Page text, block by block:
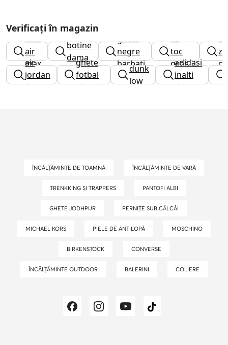
Verificați în magazin
nike
air
max
botine
dama
ghete
negre
barbati
cu
toc
gros
dama
air
jordan
1
ghete
fotbal
sintetic
dunk
low
adidasi
inalti
dama
ÎNCĂLȚĂMINTE DE TOAMNĂ ÎNCĂLȚĂMINTE DE VARĂ
TRENKKING ȘI TRAPPERS PANTOFI ALBI
GHETE JODHPUR PERNIȚE SUB CĂLCÂI
MICHAEL KORS PIELE DE ANTILOPĂ MOSCHINO
BIRKENSTOCK CONVERSE
ÎNCĂLȚĂMINTE OUTDOOR BALERINI COLIERE